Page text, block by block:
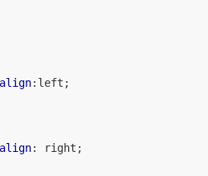
:left ;
: right;